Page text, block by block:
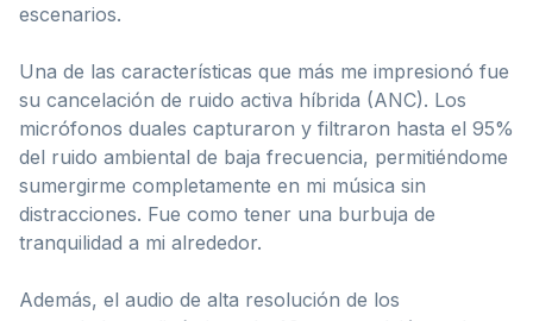
escenarios.
Una de las características que más me impresionó fue
su cancelación de ruido activa híbrida (ANC). Los
micrófonos duales capturaron y filtraron hasta el 95%
del ruido ambiental de baja frecuencia, permitiéndome
sumergirme completamente en mi música sin
distracciones. Fue como tener una burbuja de
tranquilidad a mi alrededor.
Además, el audio de alta resolución de los